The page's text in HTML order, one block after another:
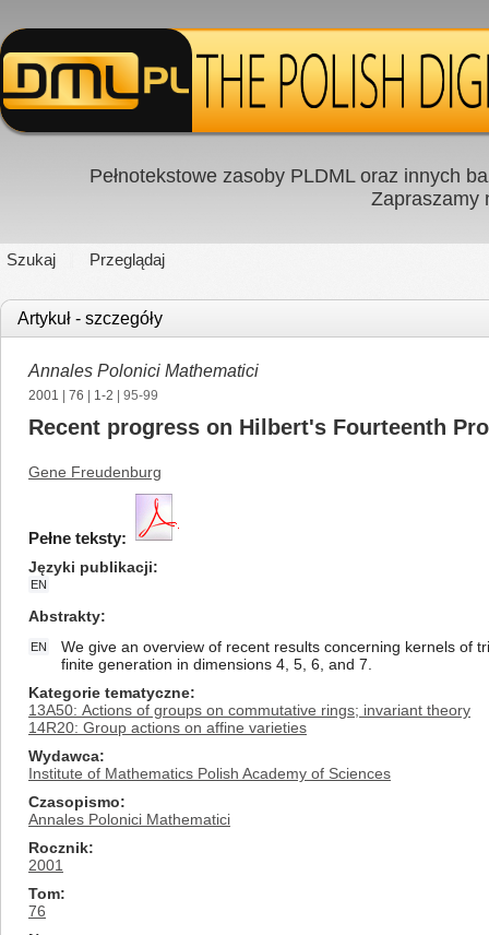
Pełnotekstowe zasoby PLDML oraz innych
Zapraszamy
Szukaj Przeglądaj
Artykuł - szczegóły
Annales Polonici Mathematici
2001 76 1-2 | 95-99
Recent progress on Hilbert's Fourteenth
Gene Freudenburg
Pełne teksty:
Języki publikacji
EN
Abstrakty
EN
We give an overview of recent results concerning kernels of
finite generation in dimensions 4, 5, 6, and 7.
Kategorie tematyczne
13A50: Actions of groups on commutative rings; invariant theory
14R20: Group actions on affine varieties
Wydawca
Institute of Mathematics Polish Academy of Sciences
Czasopismo
Annales Polonici Mathematici
Rocznik
2001
Tom
76